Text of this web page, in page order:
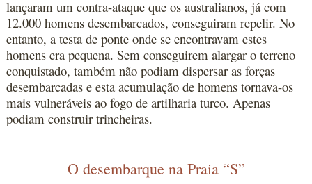
lançaram um contra-ataque que os australianos, já com
12.000 homens desembarcados, conseguiram repelir. No
entanto, a testa de ponte onde se encontravam estes
homens era pequena. Sem conseguirem alargar o terreno
conquistado, também não podiam dispersar as forças
desembarcadas e esta acumulação de homens tornava-os
mais vulneráveis ao fogo de artilharia turco. Apenas
podiam construir trincheiras.
O desembarque na Praia “S”